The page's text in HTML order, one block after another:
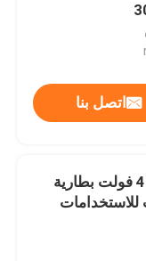
اتصل بنا
السلامة والمتانة 48 فولت بطارية
للاستخدامات